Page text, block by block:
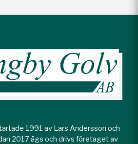
1991 av Lars Andersson och
2017 ägs och drivs företaget av